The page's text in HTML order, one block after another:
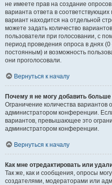
не имеете прав на создание
варианта ответа в
вариант находится на отдельной
можете задать количество
пользователи при голосовании, с
период проведения опроса в днях (0
постоянным) и возможность
они проголосовали.
Вернуться к началу
Почему я не могу добавить больше
Ограничение количества вариантов
администратором конференции.
вариантов, превышающее это
администратором конференции.
Вернуться к началу
Как мне отредактировать или
Так же, как и сообщения, опросы
создателями, модераторами или